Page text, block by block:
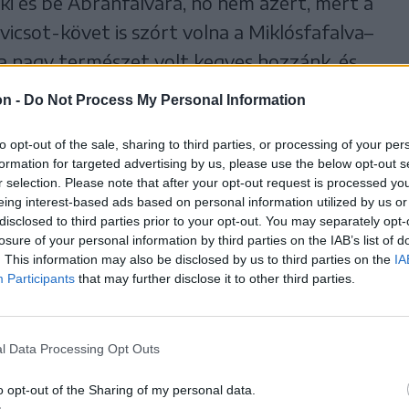
- Do Not Process My Personal Information
opt-out of the sale, sharing to third parties, or processing of your
for targeted advertising by us, please use the below opt-out
selection. Please note that after your opt-out request is processed
interest-based ads based on personal information utilized by us
to third parties prior to your opt-out. You may separately
of your personal information by third parties on the IAB’s list of
This information may also be disclosed by us to third parties on the
Participants that may further disclose it to other third parties.
Data Processing Opt Outs
opt-out of the Sharing of my personal data.
követ is szórt volna a Miklósfafalva–
természet volt kegyes hozzánk, és
hogy élvezetesebb rajta járni, mint
vége is lesz, mert nem jött még el
is egy jó időre, de jön a tavasz,
akinek van amivel – a feneketlen sárban.
polgármesteri hivatalunk Kányádban már
terveit, ígéretet is kaptunk már
se láttunk, de még kavicsot se,
adót kifizetünk a román államnak
nem így lenne, akkor ezt bizony
kiszedve a párnát is fejünk alól. És
lélegzetünkre is talán valamilyen